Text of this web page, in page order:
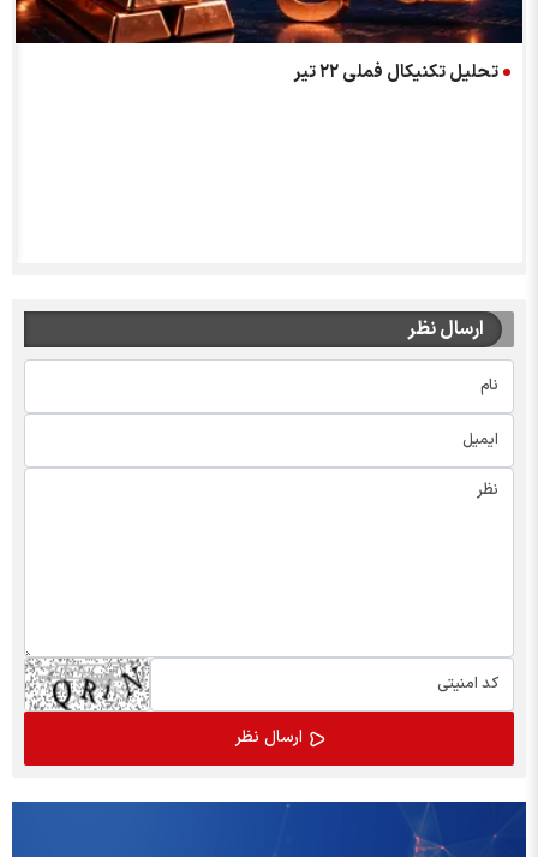
تحلیل تکنیکال فملی ۲۲ تیر
ارسال نظر